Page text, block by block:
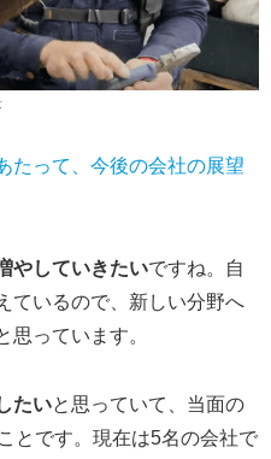
って、今後の会社の展望
やしていきたいですね。自
ているので、新しい分野へ
思っています。
たいと思っていて、当面の
とです。現在は5名の会社で